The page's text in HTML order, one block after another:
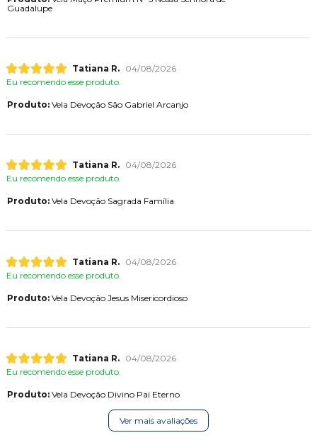
Guadalupe
Tatiana R.
04/08/2026
Eu recomendo esse produto.
Produto:Vela Devoção São Gabriel Arcanjo
Tatiana R.
04/08/2026
Eu recomendo esse produto.
Produto:Vela Devoção Sagrada Família
Tatiana R.
04/08/2026
Eu recomendo esse produto.
Produto:Vela Devoção Jesus Misericordioso
Tatiana R.
04/08/2026
Eu recomendo esse produto.
Produto:Vela Devoção Divino Pai Eterno
Ver mais avaliações